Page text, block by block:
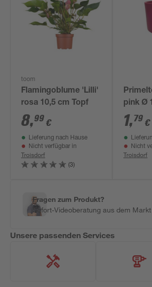
toom
Flamingoblume 'Lilli'
rosa 10,5 cm Topf
8,99 €
Lieferung nach Hause
Nicht verfügbar in
Troisdorf
(3)
pink Ø
1,79 €
Nicht
Troisdorf
Fragen zum Produkt?
Sofort-Videoberatung aus dem Markt
Unsere passenden Services